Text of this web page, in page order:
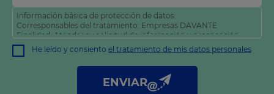
Información básica de protección de datos:
Corresponsables del tratamiento: Empresas DAVANTE
Finalidad: Atender su solicitud de información y prospección
comercial
Derechos: Puede acceder, rectificar y suprimir sus datos, así
como otros derechos tal y como se explica en nuestra
He leído y consiento el tratamiento de mis datos personales
ENVIAR